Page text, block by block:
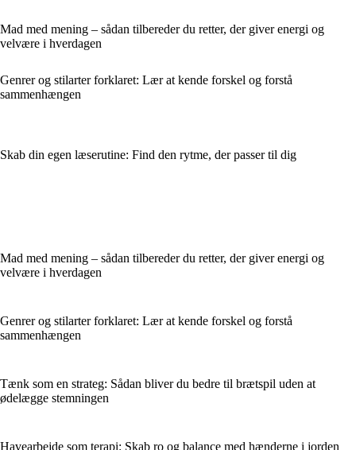
Mad med mening – sådan tilbereder du retter, der giver energi og
velvære i hverdagen
Genrer og stilarter forklaret: Lær at kende forskel og forstå
sammenhængen
Skab din egen læserutine: Find den rytme, der passer til dig
Mad med mening – sådan tilbereder du retter, der giver energi og
velvære i hverdagen
Genrer og stilarter forklaret: Lær at kende forskel og forstå
sammenhængen
Tænk som en strateg: Sådan bliver du bedre til brætspil uden at
ødelægge stemningen
Havearbejde som terapi: Skab ro og balance med hænderne i jorden